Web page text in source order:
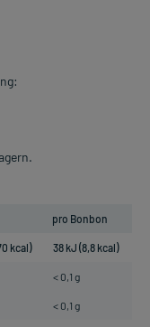
pro Bonbon
kcal) 38 kJ (8,8 kcal)
< 0,1 g
< 0,1 g